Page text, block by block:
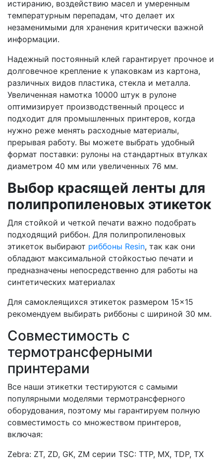
истиранию, воздействию масел и умеренным
температурным перепадам, что делает их
незаменимыми для хранения критически важной
информации.
Надежный постоянный клей гарантирует прочное и
долговечное крепление к упаковкам из картона,
различных видов пластика, стекла и металла.
Увеличенная намотка 10000 штук в рулоне
оптимизирует производственный процесс и
подходит для промышленных принтеров, когда
нужно реже менять расходные материалы,
прерывая работу. Вы можете выбрать удобный
формат поставки: рулоны на стандартных втулках
диаметром 40 мм или увеличенных 76 мм.
Выбор красящей ленты для
полипропиленовых этикеток
Для стойкой и четкой печати важно подобрать
подходящий риббон. Для полипропиленовых
этикеток выбирают риббоны Resin, так как они
обладают максимальной стойкостью печати и
предназначены непосредственно для работы на
синтетических материалах
Для самоклеящихся этикеток размером 15×15
рекомендуем выбирать риббоны с шириной 30 мм.
Совместимость с
термотрансферными
принтерами
Все наши этикетки тестируются с самыми
популярными моделями термотрансферного
оборудования, поэтому мы гарантируем полную
совместимость со множеством принтеров,
включая:
Zebra: ZT, ZD, GK, ZM серии TSC: TTP, MX, TDP, TX